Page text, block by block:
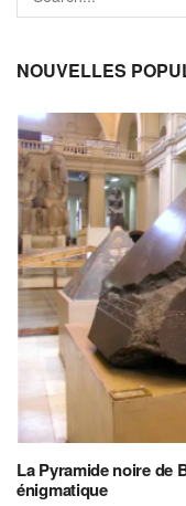
NOUVELLES
La Pyramide noire de
énigmatique